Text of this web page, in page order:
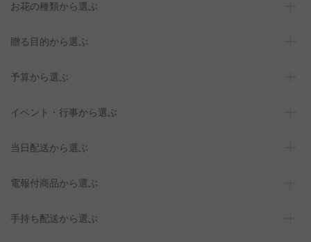
お花の種類から選ぶ
贈る目的から選ぶ
予算から選ぶ
イベント・行事から選ぶ
当日配送から選ぶ
電報付商品から選ぶ
手持ち配送から選ぶ